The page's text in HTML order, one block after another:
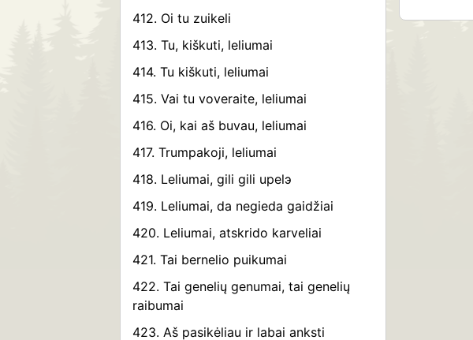
412. Oi tu zuikeli
413. Tu, kiškuti, leliumai
414. Tu kiškuti, leliumai
415. Vai tu voveraite, leliumai
416. Oi, kai aš buvau, leliumai
417. Trumpakoji, leliumai
418. Leliumai, gili gili upelэ
419. Leliumai, da negieda gaidžiai
420. Leliumai, atskrido karveliai
421. Tai bernelio puikumai
422. Tai genelių genumai, tai genelių
raibumai
423. Aš pasikėliau ir labai anksti